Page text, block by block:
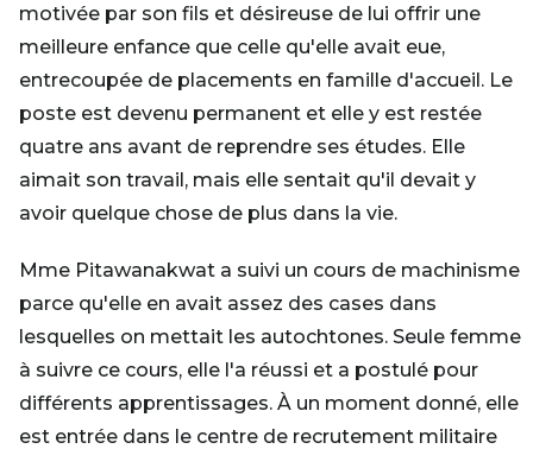
motivée par son fils et désireuse de lui offrir une
meilleure enfance que celle qu'elle avait eue,
entrecoupée de placements en famille d'accueil. Le
poste est devenu permanent et elle y est restée
quatre ans avant de reprendre ses études. Elle
aimait son travail, mais elle sentait qu'il devait y
avoir quelque chose de plus dans la vie.
Mme Pitawanakwat a suivi un cours de machinisme
parce qu'elle en avait assez des cases dans
lesquelles on mettait les autochtones. Seule femme
à suivre ce cours, elle l'a réussi et a postulé pour
différents apprentissages. À un moment donné, elle
est entrée dans le centre de recrutement militaire